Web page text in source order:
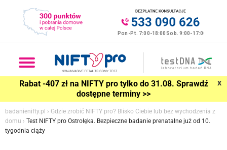
Rabat -407 zł na NIFTY pro tylko do 31.08. Sprawdź
dostępne terminy >>
x
badanienifty.pl › Gdzie zrobić NIFTY pro? Blisko Ciebie lub bez wychodzenia z
domu › Test NIFTY pro Ostrołęka. Bezpieczne badanie prenatalne już od 10.
tygodnia ciąży